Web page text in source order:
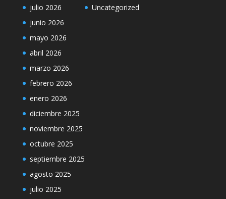
julio 2026
junio 2026
mayo 2026
abril 2026
marzo 2026
febrero 2026
enero 2026
diciembre 2025
noviembre 2025
octubre 2025
septiembre 2025
agosto 2025
julio 2025
Uncategorized